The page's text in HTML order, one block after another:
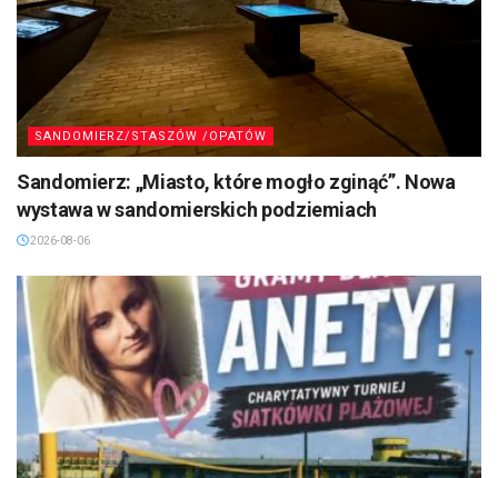
SANDOMIERZ/STASZÓW /OPATÓW
Sandomierz: „Miasto, które mogło zginąć”. Nowa
wystawa w sandomierskich podziemiach
2026-08-06